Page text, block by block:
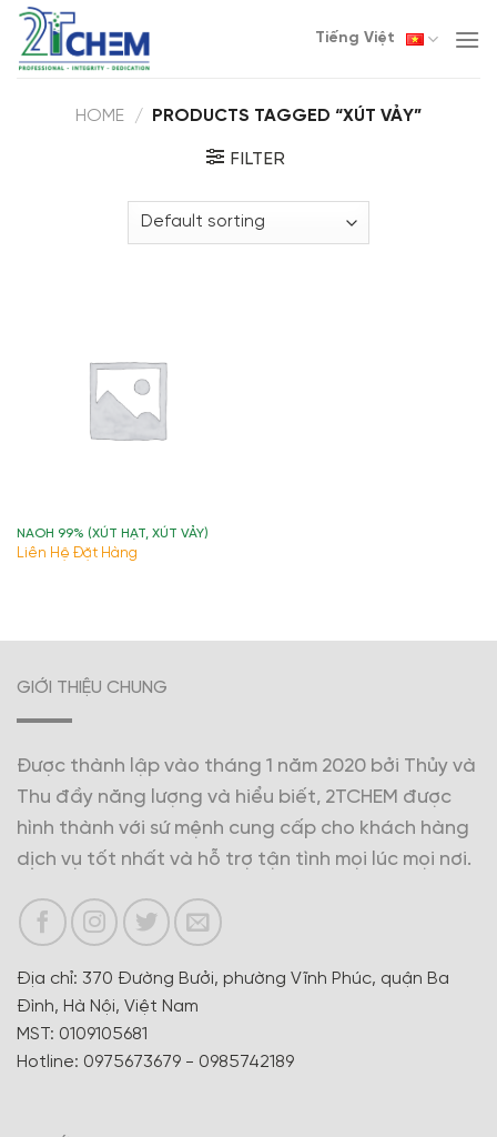
Skip
content
Tiếng Việt
HOME / PRODUCTS TAGGED “XÚT VẢY”
FILTER
NAOH 99% (XÚT HẠT, XÚT VẢY)
Liên Hệ Đặt Hàng
GIỚI THIỆU CHUNG
Được thành lập vào tháng 1 năm 2020 bởi Thủy và
Thu đầy năng lượng và hiểu biết, 2TCHEM được
hình thành với sứ mệnh cung cấp cho khách hàng
dịch vụ tốt nhất và hỗ trợ tận tình mọi lúc mọi nơi.
Địa chỉ: 370 Đường Bưởi, phường Vĩnh Phúc, quận Ba
Đình, Hà Nội, Việt Nam
MST: 0109105681
Hotline: 0975673679 - 0985742189